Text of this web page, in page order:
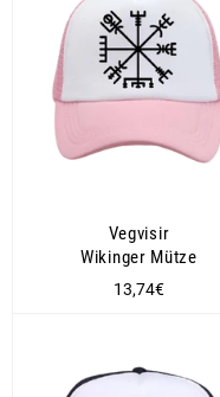
Vegvisir
Wikinger Mütze
Normaler
13,74€